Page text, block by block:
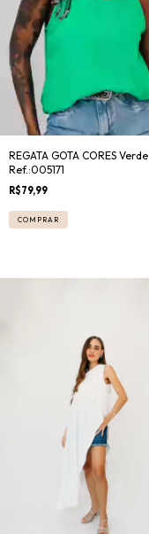
REGATA GOTA CORES Verde
Ref.:005171
R$79,99
COMPRAR